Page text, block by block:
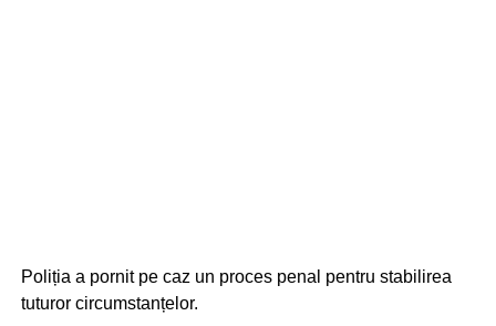
Poliția a pornit pe caz un proces penal pentru stabilirea
tuturor circumstanțelor.